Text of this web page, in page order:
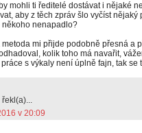
mohli ti ředitelé dostávat i nějaké
aby z těch zpráv šlo vyčíst nějaký
někoho nenapadlo?
metoda mi přijde podobně přesná a
kolik toho má navařit,
s výkaly není úplně fajn, tak se
řekl(a)...
v 20:09